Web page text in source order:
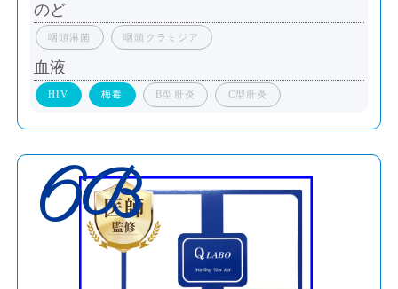
のど
咽頭淋菌 咽頭クラミジア
血液
HIV 梅毒 B型肝炎 C型肝炎
6B